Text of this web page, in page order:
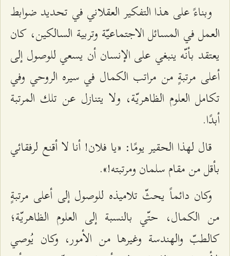
وبناءً على هذا التفكير العقلاني في تحديد ضوابط
العمل في المسائل الاجتماعيّة وتربية السالكين، كان
يعتقد بأنّه ينبغي على الإنسان أن يسعي للوصول إلى
أعلى مرتبةٍ من مراتب الكمال في سيره الروحي وفي
تكامل العلوم الظاهريّة، ولا يتنازل عن تلك المرتبة
أبدًا.
قال لهذا الحقير يومًا: «يا فلان! أنا لا أقنع لرفقائي
بأقل من مقام سلمان ومرتبته!».
وكان دائماً يحثّ تلاميذه للوصول إلى أعلى مرتبةٍ
من الكمال، حتّي بالنسبة إلى العلوم الظاهريّة؛
كالطبّ والهندسة وغيرها من الأمور، وكان يُوصي